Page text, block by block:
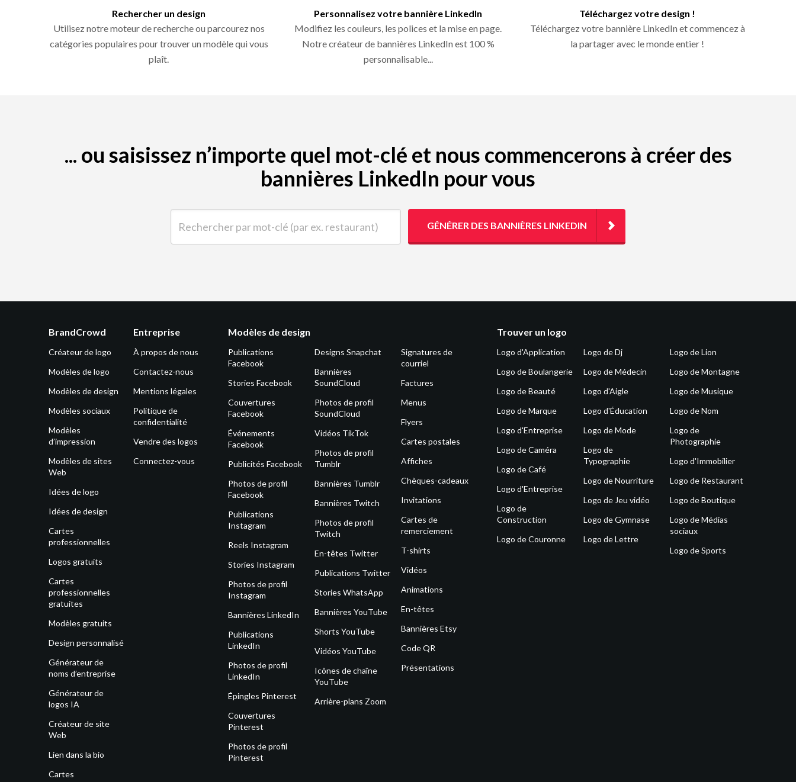
Rechercher un design
Utilisez notre moteur de recherche ou parcourez nos
catégories populaires pour trouver un modèle qui vous
plaît.
Personnalisez votre bannière LinkedIn
Modifiez les couleurs, les polices et la mise en page.
Notre créateur de bannières LinkedIn est 100 %
personnalisable...
Téléchargez votre design !
Téléchargez votre bannière LinkedIn et commencez à
la partager avec le monde entier !
... ou saisissez n’importe quel mot-clé et nous commencerons à créer des
bannières LinkedIn pour vous
GÉNÉRER DES BANNIÈRES LINKEDIN
BrandCrowd
Créateur de logo
Modèles de logo
Modèles de design
Modèles sociaux
Modèles
d’impression
Modèles de sites
Web
Idées de logo
Idées de design
Cartes
professionnelles
Logos gratuits
Cartes
professionnelles
gratuites
Modèles gratuits
Design personnalisé
Générateur de
noms d’entreprise
Générateur de
logos IA
Créateur de site
Web
Lien dans la bio
Cartes
Entreprise
À propos de nous
Contactez-nous
Mentions légales
Politique de
confidentialité
Vendre des logos
Connectez-vous
Modèles de design
Publications
Facebook
Stories Facebook
Couvertures
Facebook
Événements
Facebook
Publicités Facebook
Photos de profil
Facebook
Publications
Instagram
Reels Instagram
Stories Instagram
Photos de profil
Instagram
Bannières LinkedIn
Publications
LinkedIn
Photos de profil
LinkedIn
Épingles Pinterest
Couvertures
Pinterest
Photos de profil
Pinterest
Designs Snapchat
Bannières
SoundCloud
Photos de profil
SoundCloud
Vidéos TikTok
Photos de profil
Tumblr
Bannières Tumblr
Bannières Twitch
Photos de profil
Twitch
En-têtes Twitter
Publications Twitter
Stories WhatsApp
Bannières YouTube
Shorts YouTube
Vidéos YouTube
Icônes de chaîne
YouTube
Arrière-plans Zoom
Signatures de
courriel
Factures
Menus
Flyers
Cartes postales
Affiches
Chèques-cadeaux
Invitations
Cartes de
remerciement
T-shirts
Vidéos
Animations
En-têtes
Bannières Etsy
Code QR
Présentations
Trouver un logo
Logo d'Application
Logo de Boulangerie
Logo de Beauté
Logo de Marque
Logo d'Entreprise
Logo de Caméra
Logo de Café
Logo d'Entreprise
Logo de
Construction
Logo de Couronne
Logo de Dj
Logo de Médecin
Logo d'Aigle
Logo d'Éducation
Logo de Mode
Logo de
Typographie
Logo de Nourriture
Logo de Jeu vidéo
Logo de Gymnase
Logo de Lettre
Logo de Lion
Logo de Montagne
Logo de Musique
Logo de Nom
Logo de
Photographie
Logo d'Immobilier
Logo de Restaurant
Logo de Boutique
Logo de Médias
sociaux
Logo de Sports